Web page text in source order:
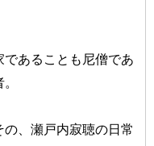
あることも尼僧であ
、瀬戸内寂聴の日常